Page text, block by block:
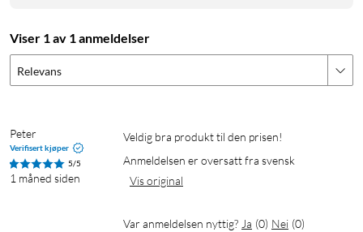
Responstid: 30 ms
Betraktningsvinkel: 170°
Tilkoblinger: 1× mini-HDMI, 2× USB-C 3.1, 1× 3,5 mm
Mål: 365×235×16 mm
Vekt: 940 g
Energiklasse: B
Viser 1 av 1 anmeldelser
Relevans
Peter
Verifisert kjøper
5/5
1 måned siden
Veldig bra produkt til den prisen!
Anmeldelsen er oversatt fra svensk
Vis original
Var anmeldelsen nyttig? Ja (0) Nei (0)